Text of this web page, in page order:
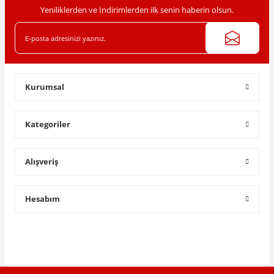
Gönder
Yeniliklerden ve İndirimlerden ilk senin haberin olsun.
Kurumsal
Kategoriler
Alışveriş
Hesabım